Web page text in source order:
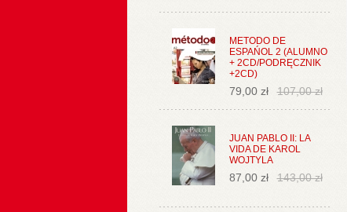
METODO DE
ESPAŃOL 2 (ALUMNO
+ 2CD/PODRĘCZNIK
+2CD)
79,00 zł 107,00 zł
JUAN PABLO II: LA
VIDA DE KAROL
WOJTYLA
87,00 zł 143,00 zł